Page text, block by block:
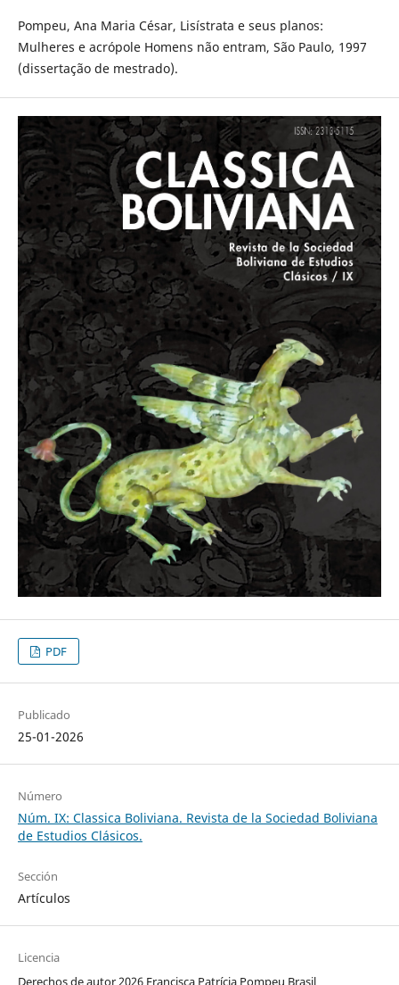
Pompeu, Ana Maria César, Lisístrata e seus planos:
Mulheres e acrópole Homens não entram, São Paulo, 1997
(dissertação de mestrado).
PDF
Publicado
25-01-2026
Número
Núm. IX: Classica Boliviana. Revista de la Sociedad Boliviana
de Estudios Clásicos.
Sección
Artículos
Licencia
Derechos de autor 2026 Francisca Patrícia Pompeu Brasil